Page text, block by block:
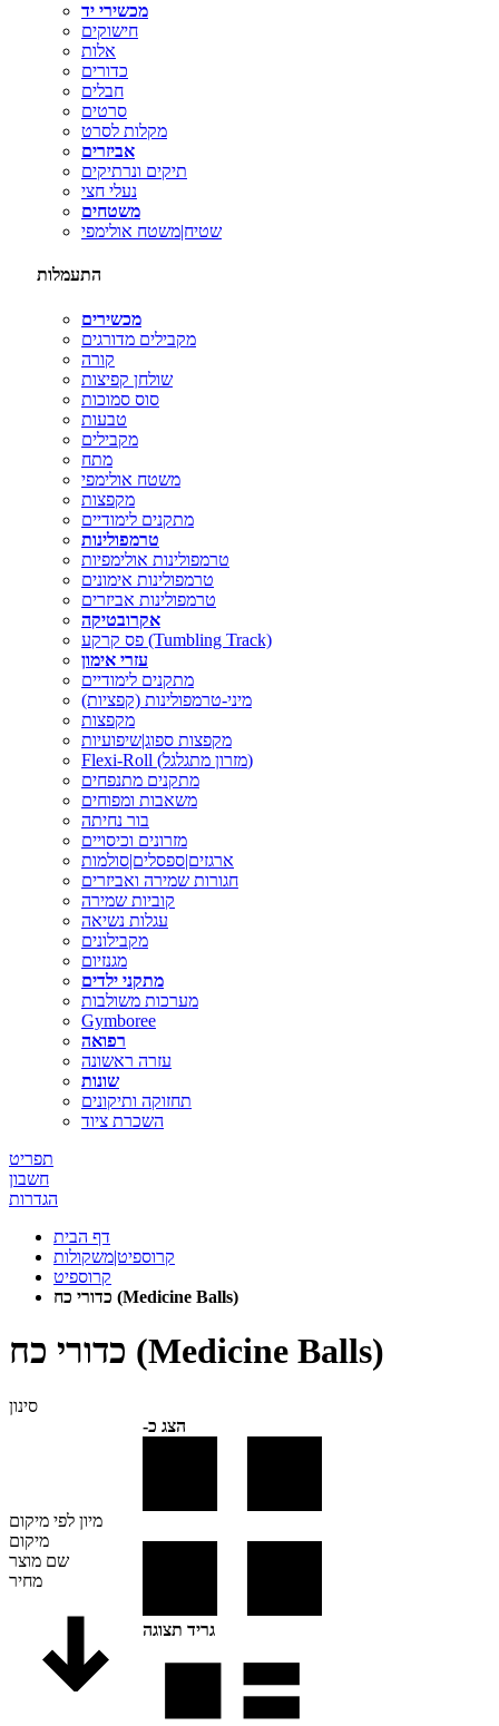
מכשירי יד
חישוקים
אלות
כדורים
חבלים
סרטים
מקלות לסרט
אביזרים
תיקים ונרתיקים
נעלי חצי
משטחים
שטיח|משטח אולימפי
התעמלות
מכשירים
מקבילים מדורגים
קורה
שולחן קפיצות
סוס סמוכות
טבעות
מקבילים
מתח
משטח אולימפי
מקפצות
מתקנים לימודיים
טרמפולינות
טרמפולינות אולימפיות
טרמפולינות אימונים
טרמפולינות אביזרים
אקרובטיקה
פס קרקע (Tumbling Track)
עזרי אימון
מתקנים לימודיים
מיני-טרמפולינות (קפציות)
מקפצות
מקפצות ספוג|שיפועיות
Flexi-Roll (מזרון מתגלגל)
מתקנים מתנפחים
משאבות ומפוחים
בור נחיתה
מזרונים וכיסויים
ארגזים|ספסלים|סולמות
חגורות שמירה ואביזרים
קוביות שמירה
עגלות נשיאה
מקבילונים
מגנזיום
מתקני ילדים
מערכות משולבות
Gymboree
רפואה
עזרה ראשונה
שונות
תחזוקה ותיקונים
השכרת ציוד
תפריט
חשבון
הגדרות
דף הבית
קרוספיט|משקולות
קרוספיט
כדורי כח (Medicine Balls)
כדורי כח (Medicine Balls)
סינון
מיון לפי מיקום
מיקום
שם מוצר
מחיר
הצג כ-
גריד תצוגה